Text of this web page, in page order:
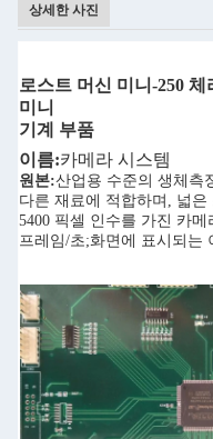
상세한 사진
로스트 머신 미니-250 체
미니
기계 부품
이름:카메라 시스템
원본:산업용 수준의 생체측
다른 재료에 적합하며, 넓은
5400 픽셀 인수를 가진 카
프레임/초;화면에 표시되는